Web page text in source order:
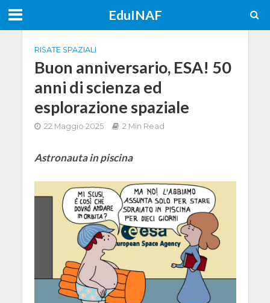
EduINAF
RISATE SPAZIALI
Buon anniversario, ESA! 50
anni di scienza ed
esplorazione spaziale
22 Maggio 2025 2 Min Read
Astronauta in piscina